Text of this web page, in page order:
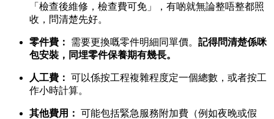
「檢查後維修，檢查費可免」，有啲就無論整唔整都照
收，問清楚先好。
零件費： ​ 需要更換嘅零件明細同單價。 記得問清楚係咪
包安裝，同埋零件保養期有幾長。
人工費： ​ 可以係按工程複雜程度定一個總數，或者按工
作小時計算。
其他費用： ​ 可能包括緊急服務附加費（例如夜晚或假